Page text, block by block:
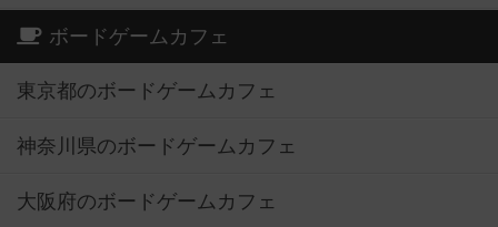
ボードゲームカフェ
東京都のボードゲームカフェ
神奈川県のボードゲームカフェ
大阪府のボードゲームカフェ